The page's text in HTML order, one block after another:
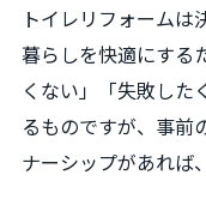
トイレリフォーム
暮らしを快適にする
くない」「失敗した
るものですが、事前
ナーシップがあれば